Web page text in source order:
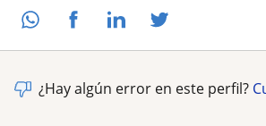
¿Hay algún error en este perfil?